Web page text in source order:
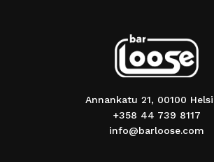
Annankatu 21, 00100
+358 44 739 8117
info@barloose.com